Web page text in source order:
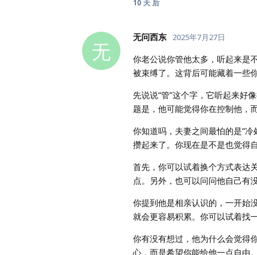
10 天 后
无
无问西东 2025年7月27日
你老公说你管他太多，听起来是
被束缚了。这背后可能藏着一些
先说说“管”这个字，它听起来好
题是，他可能觉得你在控制他，
你知道吗，夫妻之间最怕的是“
攒起来了。你现在是不是也觉得
首先，你可以试着换个方式表达
点。另外，也可以问问他自己有
你提到他是相亲认识的，一开始
就会更容易积累。你可以试着找
你有没有想过，他为什么会觉得
心，而是希望你能给他一点自由